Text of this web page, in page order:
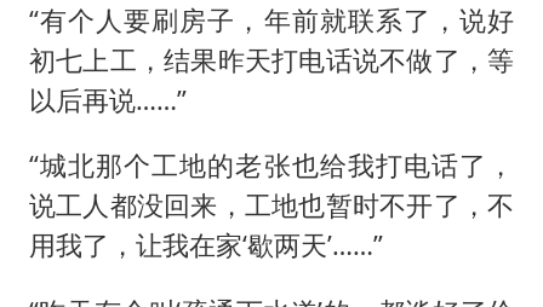
“有个人要刷房子，年前就联系了，说好
初七上工，结果昨天打电话说不做了，等
以后再说……”
“城北那个工地的老张也给我打电话了，
说工人都没回来，工地也暂时不开了，不
用我了，让我在家‘歇两天’……”